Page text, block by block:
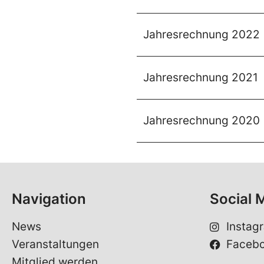
Jahresrechnung 2022
Jahresrechnung 2021
Jahresrechnung 2020
Navigation
News
Veranstaltungen
Social